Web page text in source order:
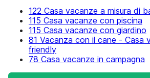
122 Casa vacanze a misura di
115 Casa vacanze con piscina
115 Casa vacanze con giardino
81 Vacanza con il cane - Casa
friendly
78 Casa vacanze in campagna